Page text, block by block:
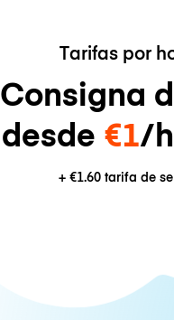
Tarifas por
Consigna
desde €1/
+ €1.60tarifa de